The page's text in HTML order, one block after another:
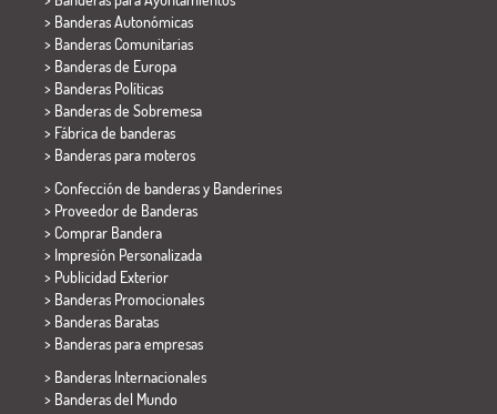
> Banderas Autonómicas
> Banderas Comunitarias
> Banderas de Europa
> Banderas Políticas
> Banderas de Sobremesa
> Fábrica de banderas
> Banderas para moteros
> Confección de banderas y Banderines
> Proveedor de Banderas
> Comprar Bandera
> Impresión Personalizada
> Publicidad Exterior
> Banderas Promocionales
> Banderas Baratas
> Banderas para empresas
> Banderas Internacionales
> Banderas del Mundo